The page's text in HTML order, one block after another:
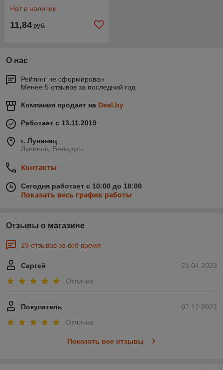
Нет в наличии
11,84 руб.
О нас
Рейтинг не сформирован
Менее 5 отзывов за последний год
Компания продает на Deal.by
Работает с 13.11.2019
г. Лунинец
Лунинец, Беларусь
Контакты
Сегодня работает с 10:00 до 18:00
Показать весь график работы
Отзывы о магазине
29 отзывов за всё время
21.04.2023
Сергей
Отлично
07.12.2022
Покупатель
Отлично
Показать все отзывы